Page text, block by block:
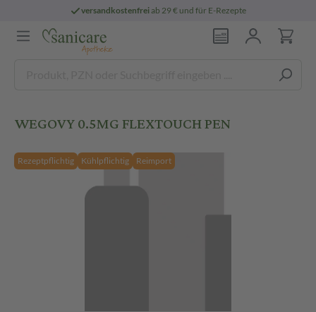
versandkostenfreiab 29 € und für E-Rezepte
WEGOVY 0.5MG FLEXTOUCH PEN
Rezeptpflichtig Kühlpflichtig Reimport